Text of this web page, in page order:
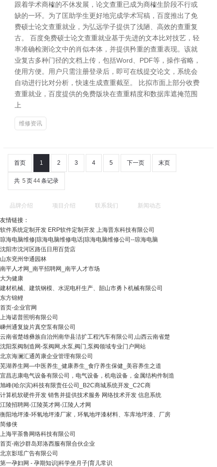
跟着学术商榷的不休发展，论文查重已成为商榷生阶段不行或
缺的一环。为了匡助学生更好地完成学术写稿，百度推出了免
费硕士论文查重就业，为弘远学子提供了浅陋、高效的查重复
古。 百度免费硕士论文查重就业基于先进的文本比对技艺，轻
率准确检测论文中的肖似本体，并提供矜重的查重表现。该就
业复古多种门径的文档上传，包括Word、PDF等，操作省略，
使用方便。用户只需注册登录后，即可在线提交论文，系统会
自动进行比对分析，快速生成查重截至。 比拟市面上部分收费
查重就业，百度提供的免费版块在查重精度和数据库遮掩范围
上
维修资讯
首页 1 2 3 4 5 下一页 末页
共 5 页44条记录
品牌介绍 项目介绍 联系我们 新闻动态
友情链接：
软件系统定制开发 ERP软件定制开发 上海晋东科技有限公司
琼海电脑维修|琼海电脑维修电话|琼海电脑维修公司--琼海电脑
沈阳市沈河区路伍日用百货店
山东兖州华通园林
南平人才网_南平招聘网_南平人才市场
大为健康
建材机械、建筑钢模、水泥电杆生产、韶山市勇卜机械有限公司
东方锦鲤
首页-企业官网
上海诺普照明有限公司
嵊州通复旋片真空泵有限公司
云南省楚雄彝族自治州南华县洁扩工程汽车有限公司,山西云南省楚
沈阳泵阀制造网-泵阀网,水泵,阀门,泵阀领域专业门户网站
北京海澜汇通芮康企业管理有限公司
芜湖养生网—中医养生_健康养生_食疗养生保健_美容养生之道
宜昌志康电气设备有限公司，电气设备，机电设备，金属结构件制造
旭峰(哈尔滨)科技有限责任公司_B2C商城系统开发_C2C商
计算机软硬件开发 销售并提供技术服务 网络技术开发 信息系统
江陵招聘网-江陵英才网-江陵人才网
衡阳地坪漆-环氧地坪漆厂家，环氧地坪漆材料、车库地坪漆、厂房
简修侠
上海平茶鲁网络科技有限公司
首页-南沙群岛郑洛西服有限合伙企业
北京影瑶广告有限公司
第一孕妇网 - 孕期知识|科学坐月子|育儿常识